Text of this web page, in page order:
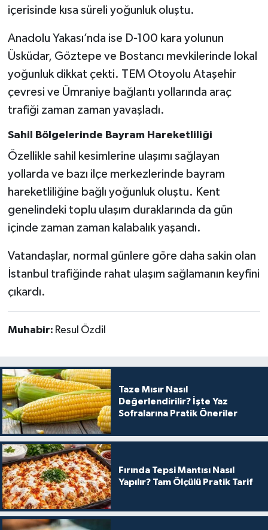
içerisinde kısa süreli yoğunluk oluştu.
Anadolu Yakası’nda ise D-100 kara yolunun
Üsküdar, Göztepe ve Bostancı mevkilerinde lokal
yoğunluk dikkat çekti. TEM Otoyolu Ataşehir
çevresi ve Ümraniye bağlantı yollarında araç
trafiği zaman zaman yavaşladı.
Sahil Bölgelerinde Bayram Hareketliliği
Özellikle sahil kesimlerine ulaşımı sağlayan
yollarda ve bazı ilçe merkezlerinde bayram
hareketliliğine bağlı yoğunluk oluştu. Kent
genelindeki toplu ulaşım duraklarında da gün
içinde zaman zaman kalabalık yaşandı.
Vatandaşlar, normal günlere göre daha sakin olan
İstanbul trafiğinde rahat ulaşım sağlamanın keyfini
çıkardı.
Muhabir: Resul Özdil
Taze Mısır Nasıl
Değerlendirilir? İşte Yaz
Sofralarına Pratik Öneriler
Fırında Tepsi Mantısı Nasıl
Yapılır? Tam Ölçülü Pratik Tarif